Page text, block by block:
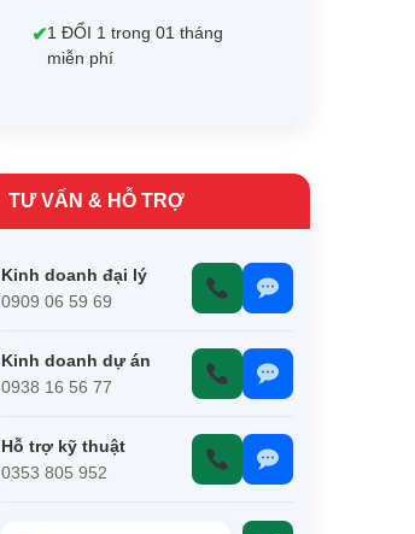
1 ĐỔI 1 trong 01 tháng
miễn phí
TƯ VẤN & HỖ TRỢ
Kinh doanh đại lý
0909 06 59 69
Kinh doanh dự án
0938 16 56 77
Hỗ trợ kỹ thuật
0353 805 952